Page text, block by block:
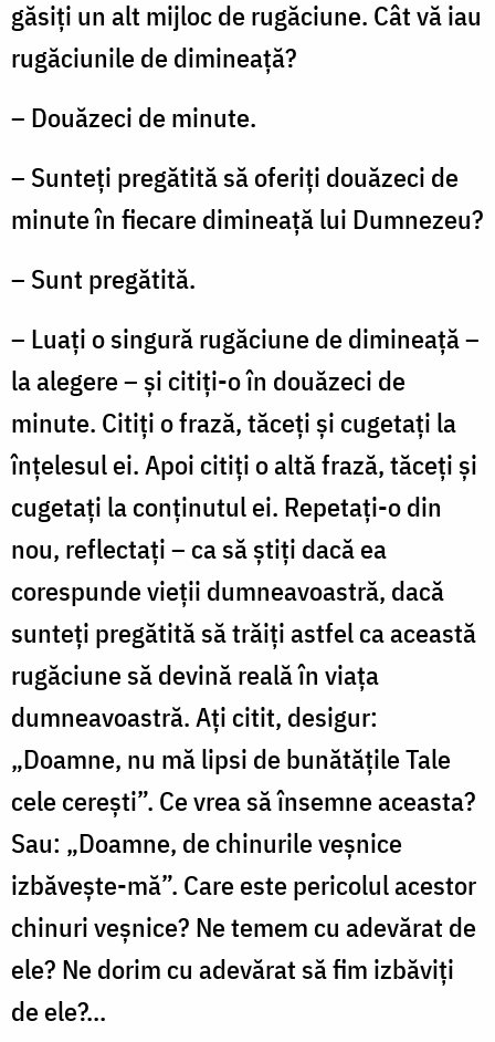
găsiţi un alt mijloc de rugăciune. Cât vă iau
rugăciunile de dimineaţă?
– Douăzeci de minute.
– Sunteţi pregătită să oferiți douăzeci de
minute în fiecare dimineaţă lui Dumnezeu?
– Sunt pregătită.
– Luaţi o singură rugăciune de dimineaţă –
la alegere – şi citiţi-o în douăzeci de
minute. Citiţi o frază, tăceţi şi cugetaţi la
înţelesul ei. Apoi citiţi o altă frază, tăceţi şi
cugetaţi la conţinutul ei. Repetaţi-o din
nou, reflectaţi – ca să ştiţi dacă ea
corespunde vieţii dumneavoastră, dacă
sunteţi pregătită să trăiţi astfel ca această
rugăciune să devină reală în viaţa
dumneavoastră. Aţi citit, desigur:
„Doamne, nu mă lipsi de bunătăţile Tale
cele cereşti”. Ce vrea să însemne aceasta?
Sau: „Doamne, de chinurile veşnice
izbăveşte-mă”. Care este pericolul acestor
chinuri veşnice? Ne temem cu adevărat de
ele? Ne dorim cu adevărat să fim izbăviţi
de ele?...